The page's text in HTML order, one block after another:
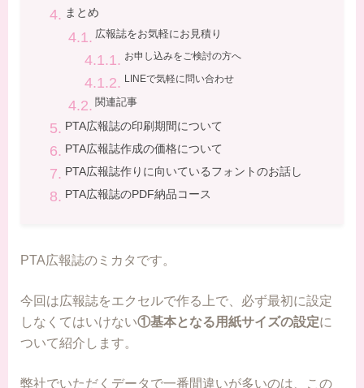
まとめ
広報誌をお気軽にお見積り
お申し込みをご検討の方へ
LINEで気軽に問い合わせ
関連記事
PTA広報誌の印刷期間について
PTA広報誌作成の価格について
PTA広報誌作りに向いているフォントのお話し
PTA広報誌のPDF納品コース
PTA広報誌のミカタです。
今回は広報誌をエクセルで作る上で、必ず最初に設定
しなくてはいけない①基本となる用紙サイズの設定に
ついて紹介します。
弊社でいただくデータで一番間違いが多いのは、この